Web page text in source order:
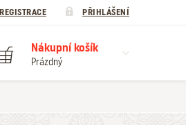
REGISTRACE PŘIHLÁŠENÍ
Nákupní košík
Prázdný